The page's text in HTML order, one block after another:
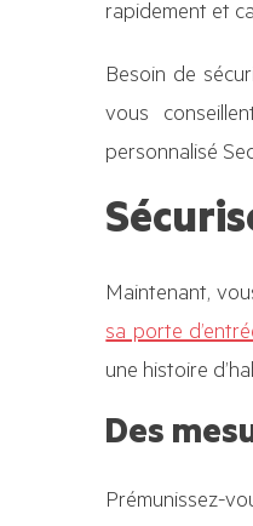
rapidement et
Besoin de
vous
personnalisé
Maintenant,
sa porte
une histoire
Des
Prémunissez-